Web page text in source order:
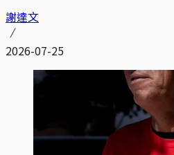
謝達文
2026-07-25